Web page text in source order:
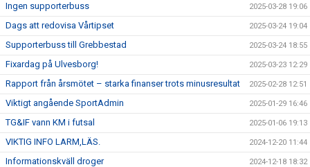
Ingen supporterbuss 2025-03-28 19:06
Dags att redovisa Vårtipset 2025-03-24 19:04
Supporterbuss till Grebbestad 2025-03-24 18:55
Fixardag på Ulvesborg! 2025-03-23 12:29
Rapport från årsmötet – starka finanser trots minusresultat 2025-02-28 12:51
Viktigt angående SportAdmin 2025-01-29 16:46
TG&IF vann KM i futsal 2025-01-06 19:13
VIKTIG INFO LARM,LÄS. 2024-12-20 11:44
Informationskväll droger 2024-12-18 18:32